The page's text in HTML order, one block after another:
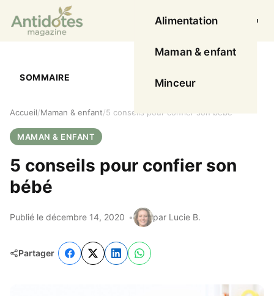
Ouvrir
Alimentation
Maman & enfant
Minceur
Accueil Maman & enfant 5 conseils pour confier son bébé
MAMAN & ENFANT
5 conseils pour confier son
bébé
Publié le décembre 14, 2020 par Lucie B.
Partager
SOMMAIRE